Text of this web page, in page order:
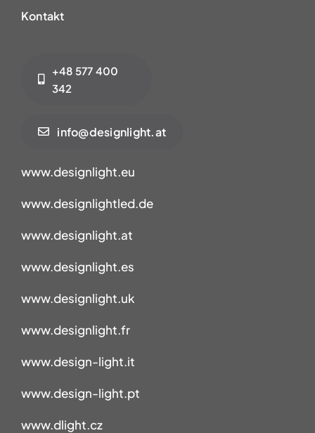
Kontakt
+48 577 400
342
info@designlight.at
www.designlight.eu
www.designlightled.de
www.designlight.at
www.designlight.es
www.designlight.uk
www.designlight.fr
www.design-light.it
www.design-light.pt
www.dlight.cz